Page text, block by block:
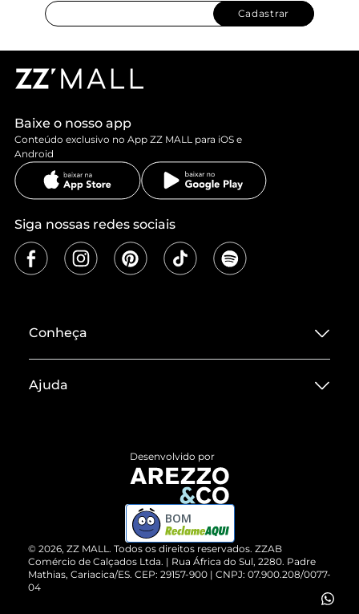
Cadastrar
Baixe o nosso app
Conteúdo exclusivo no App ZZ MALL para iOS e
Android
Siga nossas redes sociais
Conheça
Termos de Uso
ZZ MALL é confiável
Cartão Presente
Vendas Corporativas
Ajuda
Devolução do Produto
Compre pelo WhatsApp
© 2026, ZZ MALL. Todos os direitos reservados. ZZAB
Comércio de Calçados Ltda. | Rua África do Sul, 2280. Padre
Mathias, Cariacica/ES. CEP: 29157-900 | CNPJ: 07.900.208/0077-
04
Desenvolvido por
BOM